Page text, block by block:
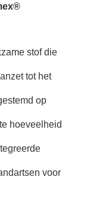
stof die
tot het
op
hoeveelheid
voor